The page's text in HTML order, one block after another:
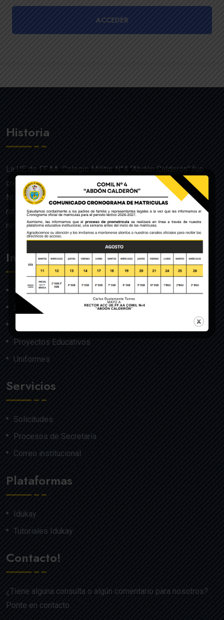
ACCEDER
Historia
La UE de FF.AA. Colegio Militar N°4 “Abdón Calderón” fue
creado mediante Acuerdo Ministerial de la Orden General
Nro. 140, dado en Quito el 22 de julio del año 1992 y
ratificado por el Ministerio de Educación mediante
resolución Nro. 608 del 29 de julio de 1992.
Institución
Nosotros
Misión y Visión
Proyectos Educativos
Uniformes
Servicios
Solicitudes
Procesos de Secretaría
Correo institucional
Plataformas
Idukay
Tutoriales Idukay
Contacto!
¿Tiene alguna consulta o algún comentario para nosotros?
Ponte en contacto